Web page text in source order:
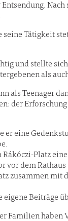
seine Tätigkeit
und stellte sich
als
als Teenager
der
er eine
Platz
vor dem
zusammen mit
Beiträge
Familien haben